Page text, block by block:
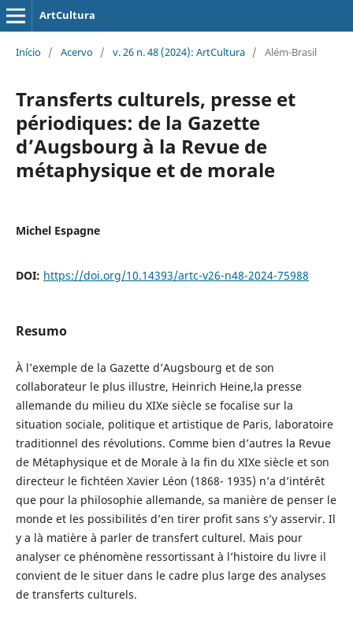
ArtCultura
Início / Acervo / v. 26 n. 48 (2024): ArtCultura / Além-Brasil
Transferts culturels, presse et
périodiques: de la Gazette
d’Augsbourg à la Revue de
métaphysique et de morale
Michel Espagne
DOI: https://doi.org/10.14393/artc-v26-n48-2024-75988
Resumo
À l’exemple de la Gazette d’Augsbourg et de son
collaborateur le plus illustre, Heinrich Heine,la presse
allemande du milieu du XIXe siècle se focalise sur la
situation sociale, politique et artistique de Paris, laboratoire
traditionnel des révolutions. Comme bien d’autres la Revue
de Métaphysique et de Morale à la fin du XIXe siècle et son
directeur le fichtéen Xavier Léon (1868- 1935) n’a d’intérêt
que pour la philosophie allemande, sa manière de penser le
monde et les possibilités d’en tirer profit sans s’y asservir. Il
y a là matière à parler de transfert culturel. Mais pour
analyser ce phénomène ressortissant à l’histoire du livre il
convient de le situer dans le cadre plus large des analyses
de transferts culturels.